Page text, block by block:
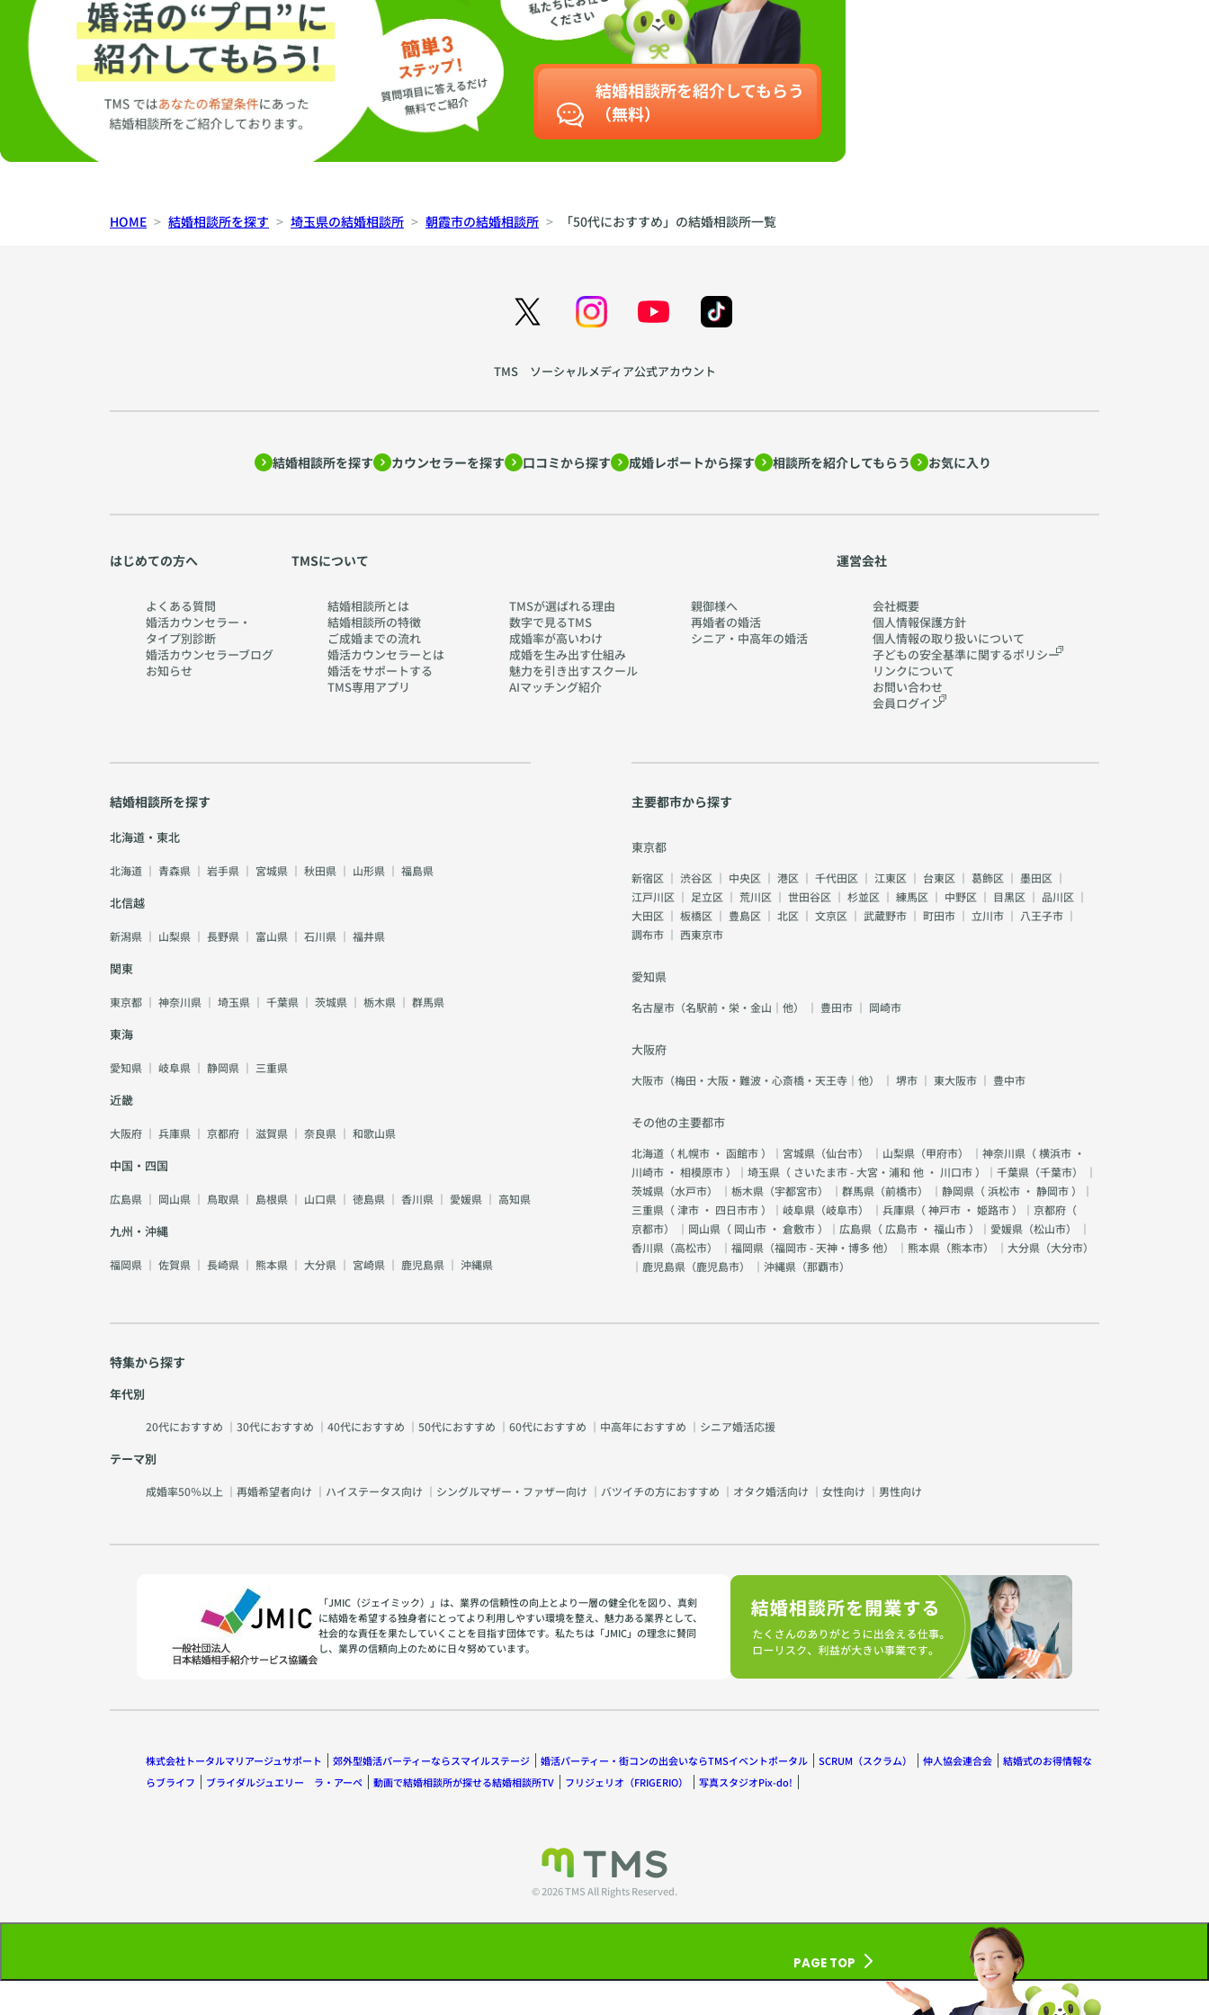
結婚相談所を紹介してもらう
（無料）
HOME 結婚相談所を探す 埼玉県の結婚相談所 朝霞市の結婚相談所 「50代におすすめ」の結婚相談所一覧
TMS ソーシャルメディア公式アカウント
結婚相談所を探す カウンセラーを探す 口コミから探す 成婚レポートから探す 相談所を紹介してもらう お気に入り
はじめての方へ
よくある質問
婚活カウンセラー・
タイプ別診断
婚活カウンセラーブログ
お知らせ
TMSについて
結婚相談所とは
結婚相談所の特徴
ご成婚までの流れ
婚活カウンセラーとは
婚活をサポートする
TMS専用アプリ
TMSが選ばれる理由
数字で見るTMS
成婚率が高いわけ
成婚を生み出す仕組み
魅力を引き出すスクール
AIマッチング紹介
親御様へ
再婚者の婚活
シニア・中高年の婚活
運営会社
会社概要
個人情報保護方針
個人情報の取り扱いについて
子どもの安全基準に関するポリシー
リンクについて
お問い合わせ
会員ログイン
結婚相談所を探す
北海道・東北
北海道 ｜ 青森県 ｜ 岩手県 ｜ 宮城県 ｜ 秋田県 ｜ 山形県 ｜ 福島県
北信越
新潟県 ｜ 山梨県 ｜ 長野県 ｜ 富山県 ｜ 石川県 ｜ 福井県
関東
東京都 ｜ 神奈川県 ｜ 埼玉県 ｜ 千葉県 ｜ 茨城県 ｜ 栃木県 ｜ 群馬県
東海
愛知県 ｜ 岐阜県 ｜ 静岡県 ｜ 三重県
近畿
大阪府 ｜ 兵庫県 ｜ 京都府 ｜ 滋賀県 ｜ 奈良県 ｜ 和歌山県
中国・四国
広島県 ｜ 岡山県 ｜ 鳥取県 ｜ 島根県 ｜ 山口県 ｜ 徳島県 ｜ 香川県 ｜ 愛媛県 ｜ 高知県
九州・沖縄
福岡県 ｜ 佐賀県 ｜ 長崎県 ｜ 熊本県 ｜ 大分県 ｜ 宮崎県 ｜ 鹿児島県 ｜ 沖縄県
主要都市から探す
東京都
新宿区 ｜ 渋谷区 ｜ 中央区 ｜ 港区 ｜ 千代田区 ｜ 江東区 ｜ 台東区 ｜ 葛飾区 ｜ 墨田区 ｜
江戸川区 ｜ 足立区 ｜ 荒川区 ｜ 世田谷区 ｜ 杉並区 ｜ 練馬区 ｜ 中野区 ｜ 目黒区 ｜ 品川区 ｜
大田区 ｜ 板橋区 ｜ 豊島区 ｜ 北区 ｜ 文京区 ｜ 武蔵野市 ｜ 町田市 ｜ 立川市 ｜ 八王子市 ｜
調布市 ｜ 西東京市
愛知県
名古屋市（名駅前・栄・金山｜他） ｜ 豊田市 ｜ 岡崎市
大阪府
大阪市（梅田・大阪・難波・心斎橋・天王寺｜他） ｜ 堺市 ｜ 東大阪市 ｜ 豊中市
その他の主要都市
北海道（札幌市 ・ 函館市）｜宮城県（仙台市） ｜山梨県（甲府市） ｜神奈川県（横浜市 ・
川崎市 ・ 相模原市）｜埼玉県（ さいたま市 - 大宮・浦和 他 ・ 川口市）｜千葉県（千葉市） ｜
茨城県（水戸市） ｜栃木県（宇都宮市） ｜群馬県（前橋市） ｜静岡県（浜松市 ・ 静岡市）｜
三重県（津市 ・ 四日市市）｜岐阜県（岐阜市） ｜兵庫県（神戸市 ・ 姫路市）｜京都府（
京都市） ｜岡山県（ 岡山市 ・ 倉敷市）｜広島県（ 広島市 ・ 福山市）｜愛媛県（松山市） ｜
香川県（高松市） ｜福岡県（福岡市 - 天神・博多 他） ｜熊本県（熊本市） ｜大分県（大分市）
｜鹿児島県（鹿児島市） ｜沖縄県（那覇市）
特集から探す
年代別
20代におすすめ ｜ 30代におすすめ ｜ 40代におすすめ ｜ 50代におすすめ ｜ 60代におすすめ ｜ 中高年におすすめ ｜ シニア婚活応援
テーマ別
成婚率50％以上 ｜ 再婚希望者向け ｜ ハイステータス向け ｜ シングルマザー・ファザー向け ｜ バツイチの方におすすめ ｜ オタク婚活向け ｜ 女性向け ｜ 男性向け
「JMIC（ジェイミック）」は、業界の信頼性の向上とより一層の健全化を図り、真剣
に結婚を希望する独身者にとってより利用しやすい環境を整え、魅力ある業界として、
社会的な責任を果たしていくことを目指す団体です。私たちは「JMIC」の理念に賛同
し、業界の信頼向上のために日々努めています。
株式会社トータルマリアージュサポート 郊外型婚活パーティーならスマイルステージ 婚活パーティー・街コンの出会いならTMSイベントポータル SCRUM（スクラム） 仲人協会連合会
結婚式のお得情報な
らブライフ
ブライダルジュエリー ラ・アーペ 動画で結婚相談所が探せる結婚相談所TV フリジェリオ（FRIGERIO） 写真スタジオPix-do!
© 2026 TMS All Rights Reserved.
PAGE TOP